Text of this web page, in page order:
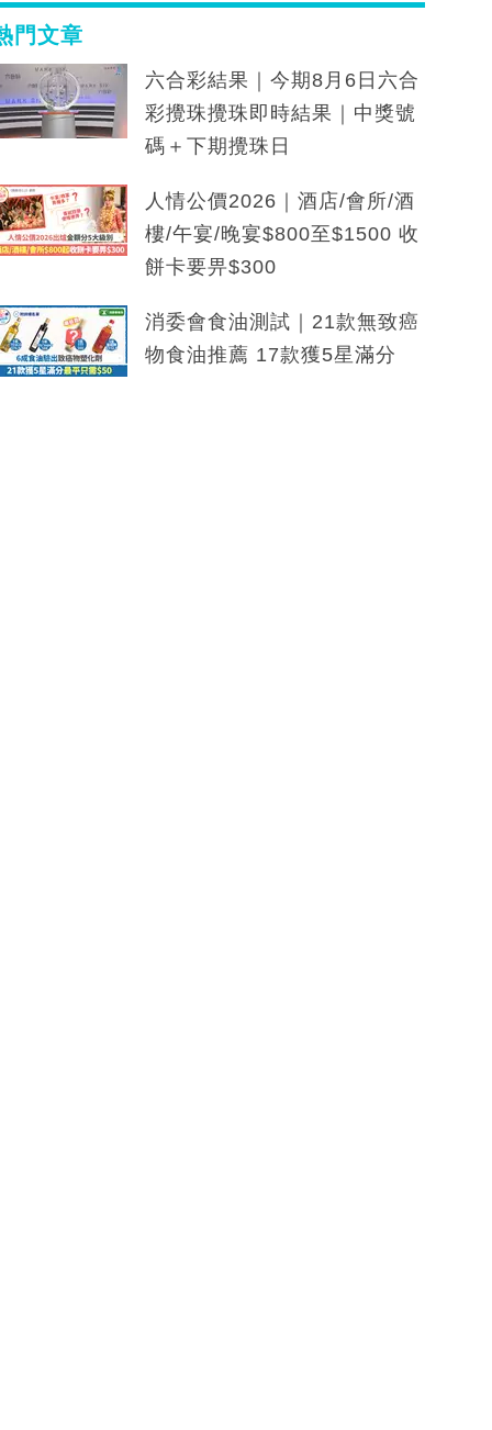
門文章
六合彩結果｜今期8月6日六合
彩攪珠攪珠即時結果｜中獎號
碼＋下期攪珠日
人情公價2026｜酒店/會所/酒
樓/午宴/晚宴$800至$1500 收
餅卡要畀$300
消委會食油測試｜21款無致癌
物食油推薦 17款獲5星滿分